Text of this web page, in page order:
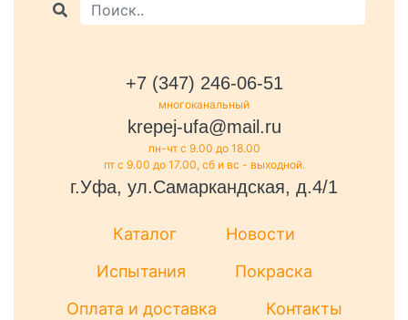
+7 (347) 246-06-51
многоканальный
krepej-ufa@mail.ru
пн-чт с 9.00 до 18.00
пт с 9.00 до 17.00, сб и вс - выходной.
г.Уфа, ул.Самаркандская, д.4/1
Каталог
Новости
Испытания
Покраска
Оплата и доставка
Контакты